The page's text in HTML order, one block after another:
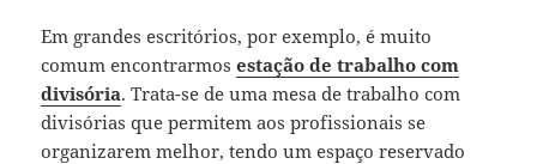
Em grandes escritórios, por exemplo, é muito
comum encontrarmosestação de trabalho com
divisória. Trata-se de uma mesa de trabalho com
divisórias que permitem aos profissionais se
organizarem melhor, tendo um espaço reservado